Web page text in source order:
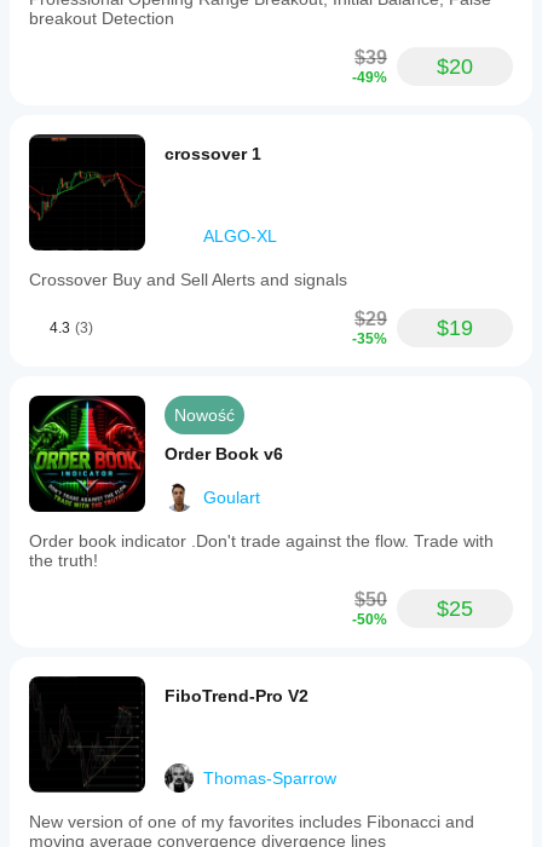
breakout Detection
$39
-49% $20
crossover 1
ALGO-XL
Crossover Buy and Sell Alerts and signals
4.3 (3) $29
-35% $19
Nowość
Order Book v6
Goulart
Order book indicator .Don't trade against the flow. Trade with
the truth!
$50
-50% $25
FiboTrend-Pro V2
Thomas-Sparrow
New version of one of my favorites includes Fibonacci and
moving average convergence divergence lines